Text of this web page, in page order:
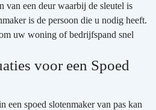
van een deur waarbij de sleutel is
is de persoon die u nodig heeft.
uw woning of bedrijfspand snel
voor een Spoed
een spoed slotenmaker van pas kan